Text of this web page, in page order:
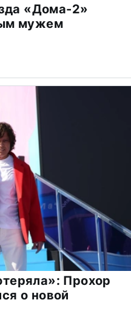
«Дома-2»
мужем
Прохор
о новой